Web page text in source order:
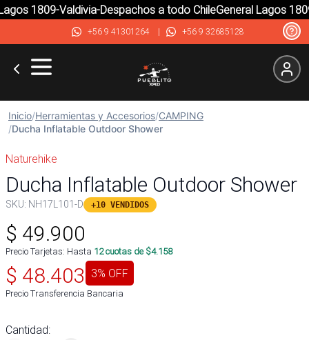
1809-Valdivia-Despachos a todo ChileGeneral Lagos
+56 9 41301264| +56 9 32685128
Inicio/Herramientas y Accesorios/CAMPING
/Ducha Inflatable Outdoor Shower
Naturehike
Ducha Inflatable Outdoor Shower
SKU: NH17L101-D +10 VENDIDOS
$ 49.900
Precio Tarjetas: Hasta 12cuotas de $4.158
$ 48.403 3% OFF
Precio Transferencia Bancaria
Cantidad: